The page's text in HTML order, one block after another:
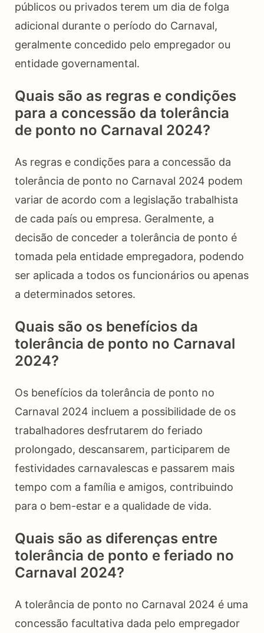
públicos ou privados terem um dia de folga
adicional durante o período do Carnaval,
geralmente concedido pelo empregador ou
entidade governamental.
Quais são as regras e condições
para a concessão da tolerância
de ponto no Carnaval 2024?
As regras e condições para a concessão da
tolerância de ponto no Carnaval 2024 podem
variar de acordo com a legislação trabalhista
de cada país ou empresa. Geralmente, a
decisão de conceder a tolerância de ponto é
tomada pela entidade empregadora, podendo
ser aplicada a todos os funcionários ou apenas
a determinados setores.
Quais são os benefícios da
tolerância de ponto no Carnaval
2024?
Os benefícios da tolerância de ponto no
Carnaval 2024 incluem a possibilidade de os
trabalhadores desfrutarem do feriado
prolongado, descansarem, participarem de
festividades carnavalescas e passarem mais
tempo com a família e amigos, contribuindo
para o bem-estar e a qualidade de vida.
Quais são as diferenças entre
tolerância de ponto e feriado no
Carnaval 2024?
A tolerância de ponto no Carnaval 2024 é uma
concessão facultativa dada pelo empregador